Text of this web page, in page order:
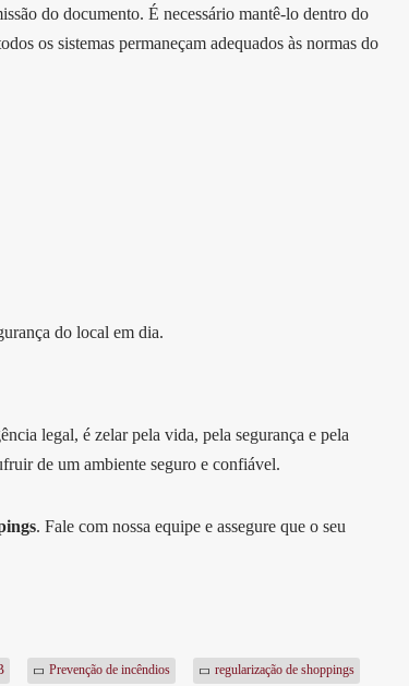
do documento. É necessário mantê-lo dentro do
os sistemas permaneçam adequados às normas do
do local em dia.
legal, é zelar pela vida, pela segurança e pela
de um ambiente seguro e confiável.
. Fale com nossa equipe e assegure que o seu
Prevenção de incêndios regularização de shoppings